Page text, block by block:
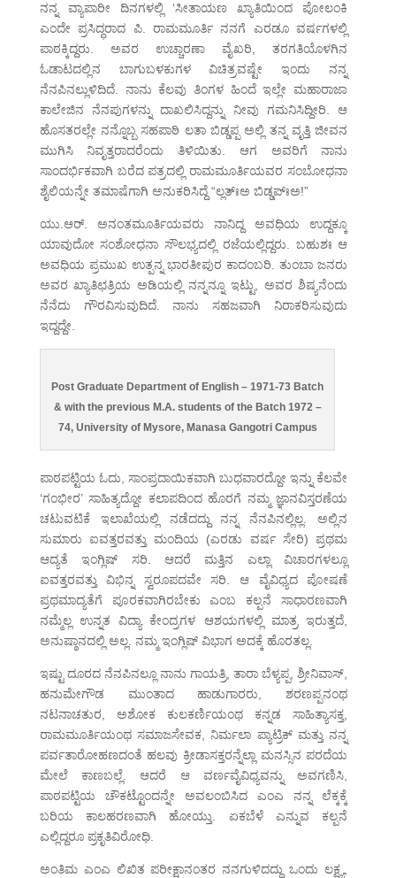
ನನ್ನ ವ್ಯಾಪಾರೀ ದಿನಗಳಲ್ಲಿ ‘ಸೀತಾಯಣ ಖ್ಯಾತಿಯಿಂದ ಪೋಲಂಕಿ
ಎಂದೇ ಪ್ರಸಿದ್ಧರಾದ ಪಿ. ರಾಮಮೂರ್ತಿ ನನಗೆ ಎರಡೂ ವರ್ಷಗಳಲ್ಲಿ
ಪಾಠಕ್ಕಿದ್ದರು. ಅವರ ಉಚ್ಚಾರಣಾ ವೈಖರಿ, ತರಗತಿಯೊಳಗಿನ
ಓಡಾಟದಲ್ಲಿನ ಬಾಗುಬಳಕುಗಳ ವಿಚಿತ್ರವಷ್ಟೇ ಇಂದು ನನ್ನ
ನೆನಪಿನಲ್ಲುಳಿದಿದೆ. ನಾನು ಕೆಲವು ತಿಂಗಳ ಹಿಂದೆ ಇಲ್ಲೇ ಮಹಾರಾಜಾ
ಕಾಲೇಜಿನ ನೆನಪುಗಳನ್ನು ದಾಖಲಿಸಿದ್ದನ್ನು ನೀವು ಗಮನಿಸಿದ್ದೀರಿ. ಆ
ಹೊಸತರಲ್ಲೇ ನನ್ನೊಬ್ಬ ಸಹಪಾಠಿ ಲತಾ ಬಿಡ್ಡಪ್ಪ ಅಲ್ಲಿ ತನ್ನ ವೃತ್ತಿ ಜೀವನ
ಮುಗಿಸಿ ನಿವೃತ್ತರಾದರೆಂದು ತಿಳಿಯಿತು. ಆಗ ಅವರಿಗೆ ನಾನು
ಸಾಂದರ್ಭಿಕವಾಗಿ ಬರೆದ ಪತ್ರದಲ್ಲಿ ರಾಮಮೂರ್ತಿಯವರ ಸಂಬೋಧನಾ
ಶೈಲಿಯನ್ನೇ ತಮಾಷೆಗಾಗಿ ಅನುಕರಿಸಿದ್ದೆ “ಲ್ಲತ್ಃಅ ಬಿಡ್ಡಪ್ಃಅ!”
ಯು.ಆರ್. ಅನಂತಮೂರ್ತಿಯವರು ನಾನಿದ್ದ ಅವಧಿಯ ಉದ್ದಕ್ಕೂ
ಯಾವುದೋ ಸಂಶೋಧನಾ ಸೌಲಭ್ಯದಲ್ಲಿ ರಜೆಯಲ್ಲಿದ್ದರು. ಬಹುಶಃ ಆ
ಅವಧಿಯ ಪ್ರಮುಖ ಉತ್ಪನ್ನ ಭಾರತೀಪುರ ಕಾದಂಬರಿ. ತುಂಬಾ ಜನರು
ಅವರ ಖ್ಯಾತಿಛತ್ರಿಯ ಅಡಿಯಲ್ಲಿ ನನ್ನನ್ನೂ ಇಟ್ಟು, ಅವರ ಶಿಷ್ಯನೆಂದು
ನೆನೆದು ಗೌರವಿಸುವುದಿದೆ. ನಾನು ಸಹಜವಾಗಿ ನಿರಾಕರಿಸುವುದು
ಇದ್ದದ್ದೇ.
Post Graduate Department of English – 1971-73 Batch
& with the previous M.A. students of the Batch 1972 –
74, University of Mysore, Manasa Gangotri Campus
ಪಾಠಪಟ್ಟಿಯ ಓದು, ಸಾಂಪ್ರದಾಯಿಕವಾಗಿ ಬುಧವಾರದ್ದೋ ಇನ್ನು ಕೆಲವೇ
‘ಗಂಭೀರ’ ಸಾಹಿತ್ಯದ್ದೋ ಕಲಾಪದಿಂದ ಹೊರಗೆ ನಮ್ಮ ಜ್ಞಾನವಿಸ್ತರಣೆಯ
ಚಟುವಟಿಕೆ ಇಲಾಖೆಯಲ್ಲಿ ನಡೆದದ್ದು ನನ್ನ ನೆನಪಿನಲ್ಲಿಲ್ಲ. ಅಲ್ಲಿನ
ಸುಮಾರು ಐವತ್ತರವತ್ತು ಮಂದಿಯ (ಎರಡು ವರ್ಷ ಸೇರಿ) ಪ್ರಥಮ
ಆದ್ಯತೆ ಇಂಗ್ಲಿಷ್ ಸರಿ. ಆದರೆ ಮತ್ತಿನ ಎಲ್ಲಾ ವಿಚಾರಗಳಲ್ಲೂ
ಐವತ್ತರವತ್ತು ವಿಭಿನ್ನ ಸ್ವರೂಪದವೇ ಸರಿ. ಆ ವೈವಿಧ್ಯದ ಪೋಷಣೆ
ಪ್ರಥಮಾದ್ಯತೆಗೆ ಪೂರಕವಾಗಿರಬೇಕು ಎಂಬ ಕಲ್ಪನೆ ಸಾಧಾರಣವಾಗಿ
ನಮ್ಮೆಲ್ಲ ಉನ್ನತ ವಿದ್ಯಾ ಕೇಂದ್ರಗಳ ಆಶಯಗಳಲ್ಲಿ ಮಾತ್ರ ಇರುತ್ತದೆ,
ಅನುಷ್ಠಾನದಲ್ಲಿ ಅಲ್ಲ. ನಮ್ಮ ಇಂಗ್ಲಿಷ್ ವಿಭಾಗ ಅದಕ್ಕೆ ಹೊರತಲ್ಲ.
ಇಷ್ಟು ದೂರದ ನೆನಪಿನಲ್ಲೂ ನಾನು ಗಾಯತ್ರಿ, ತಾರಾ ಬೆಳ್ಯಪ್ಪ, ಶ್ರೀನಿವಾಸ್,
ಹನುಮೇಗೌಡ ಮುಂತಾದ ಹಾಡುಗಾರರು, ಶರಣಪ್ಪನಂಥ
ನಟನಾಚತುರ, ಅಶೋಕ ಕುಲಕರ್ಣಿಯಂಥ ಕನ್ನಡ ಸಾಹಿತ್ಯಾಸಕ್ತ,
ರಾಮಮೂರ್ತಿಯಂಥ ಸಮಾಜಸೇವಕ, ನಿರ್ಮಲಾ ಪ್ಯಾಟ್ರಿಕ್ ಮತ್ತು ನನ್ನ
ಪರ್ವತಾರೋಹಣದಂತೆ ಹಲವು ಕ್ರೀಡಾಸಕ್ತರನ್ನೆಲ್ಲಾ ಮನಸ್ಸಿನ ಪರದೆಯ
ಮೇಲೆ ಕಾಣಬಲ್ಲೆ. ಆದರೆ ಆ ವರ್ಣವೈವಿಧ್ಯವನ್ನು ಅವಗಣಿಸಿ,
ಪಾಠಪಟ್ಟಿಯ ಚೌಕಟ್ಟೊಂದನ್ನೇ ಅವಲಂಬಿಸಿದ ಎಂಎ ನನ್ನ ಲೆಕ್ಕಕ್ಕೆ
ಬರಿಯ ಕಾಲಹರಣವಾಗಿ ಹೋಯ್ತು. ಏಕಬೆಳೆ ಎನ್ನುವ ಕಲ್ಪನೆ
ಎಲ್ಲಿದ್ದರೂ ಪ್ರಕೃತಿವಿರೋಧಿ.
ಅಂತಿಮ ಎಂಎ ಲಿಖಿತ ಪರೀಕ್ಷಾನಂತರ ನನಗುಳಿದದ್ದು ಒಂದು ಲಕ್ಷ್ಯ,